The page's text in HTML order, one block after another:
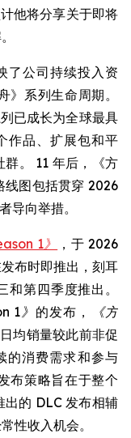
他将分享关于即将
了公司持续投入资
系列生命周期。
已成长为全球最具
作品、扩展包和平
。 11 年后，《方
线图包括贯穿 2026
导向举措。
1》
，于 2026
布时即推出，刻耳
第四季度推出。
1》 的发布，
《方
均销量较此前非促
的消费需求和参与
布策略旨在于整个
出的 DLC 发布相辅
性收入机会。